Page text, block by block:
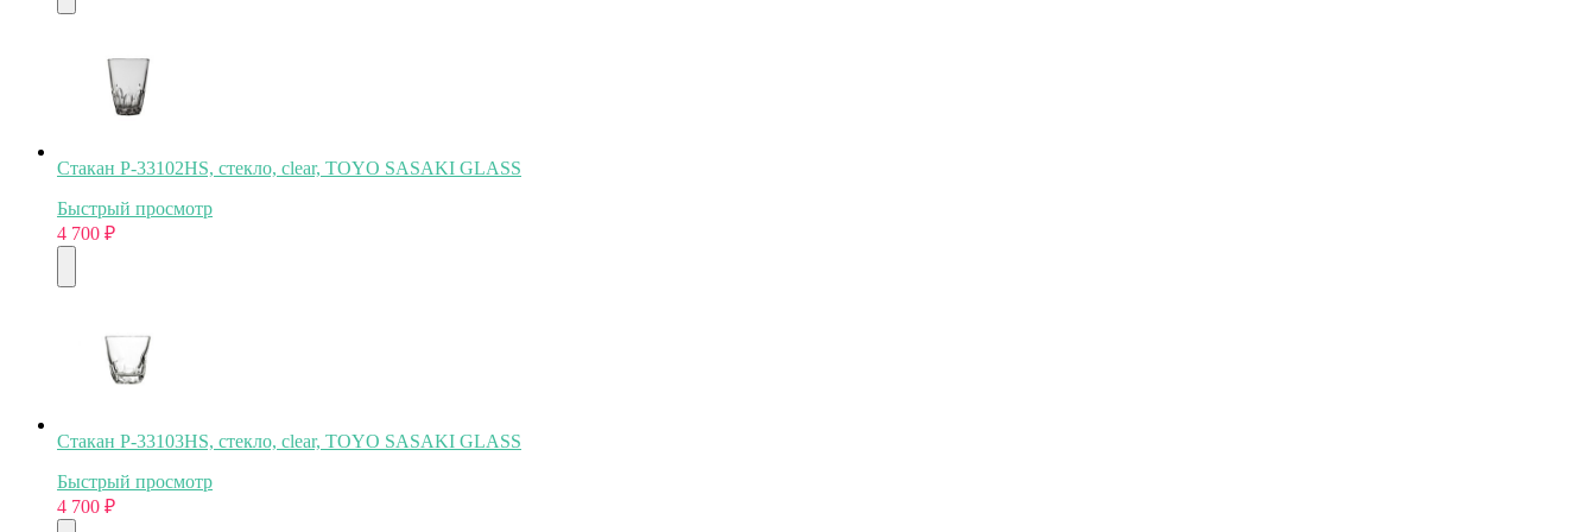
Стакан P-33102HS, стекло, clear, TOYO SASAKI GLASS
Быстрый просмотр
4 700 ₽
Стакан P-33103HS, стекло, clear, TOYO SASAKI GLASS
Быстрый просмотр
4 700 ₽